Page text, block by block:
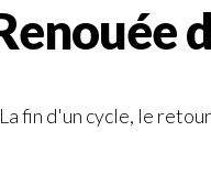
La fin d'un cycle, le